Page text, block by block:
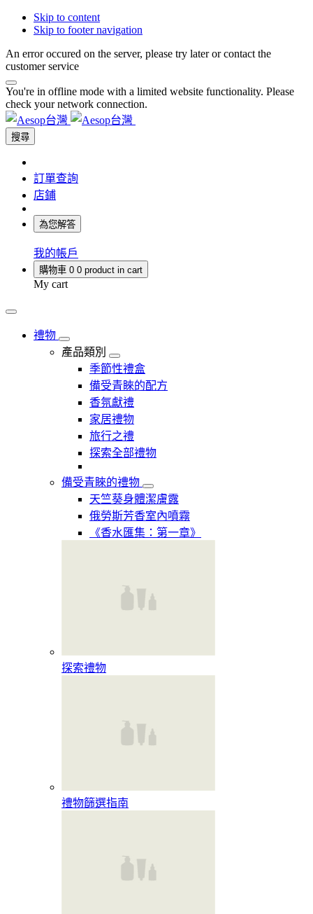
Skip to content
Skip to footer navigation
An error occured on the server, please try later or contact the
customer service
You're in offline mode with a limited website functionality. Please
check your network connection.
搜尋
訂單查詢
店鋪
為您解答
我的帳戶
購物車 0 0 product in cart
My cart
禮物
產品類別
季節性禮盒
備受青睞的配方
香氛獻禮
家居禮物
旅行之禮
探索全部禮物
備受青睞的禮物
天竺葵身體潔膚露
俄勞斯芳香室內噴霧
《香水匯集：第一章》​
探索禮物
禮物篩選指南